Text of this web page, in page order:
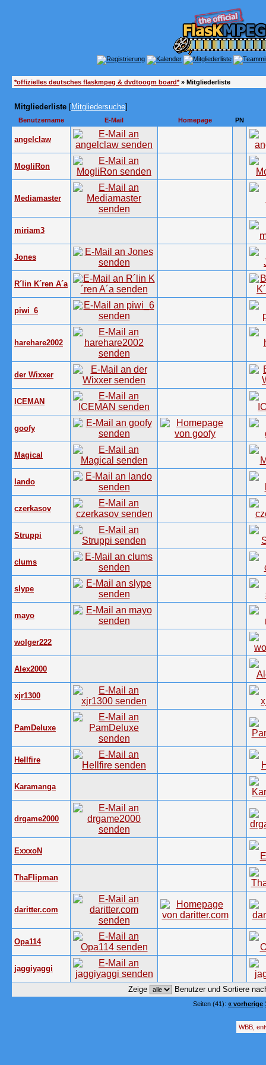
*offizielles deutsches flaskmpeg & dvdtoogm board*» Mitgliederliste
Mitgliederliste [Mitgliedersuche]
Benutzername E-Mail Homepage PN
angelclaw
MogliRon
Mediamaster
miriam3
Jones
R´lin K´ren A´a
piwi_6
harehare2002
der Wixxer
ICEMAN
goofy
Magical
lando
czerkasov
Struppi
clums
slype
mayo
wolger222
Alex2000
xjr1300
PamDeluxe
Hellfire
Karamanga
drgame2000
ExxxoN
ThaFlipman
daritter.com
Opa114
jaggiyaggi
Zeige Benutzer und Sortiere
Seiten (41): « vorherige
WBB,